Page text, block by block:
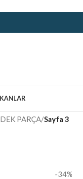
PARÇA/Sayfa 3
-34%